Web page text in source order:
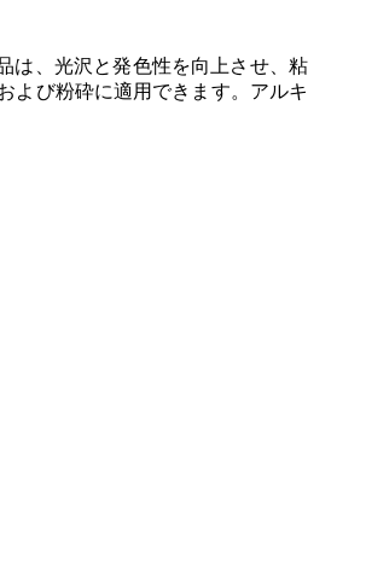
は、光沢と発色性を向上させ、粘
よび粉砕に適用できます。アルキ